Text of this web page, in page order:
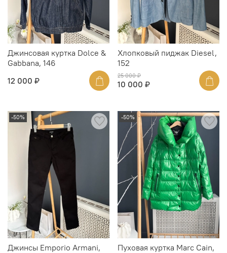
Джинсовая куртка Dolce &
Gabbana, 146
12 000 ₽
Хлопковый пиджак Diesel,
152
25 000 ₽
10 000 ₽
-50%
Джинсы Emporio Armani,
-50%
Пуховая куртка Marc Cain,